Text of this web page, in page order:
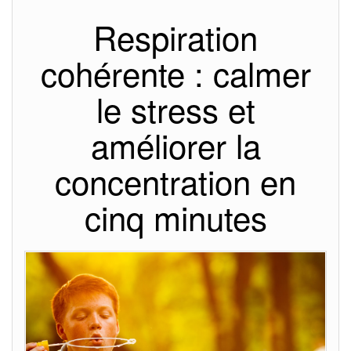
Respiration
cohérente : calmer
le stress et
améliorer la
concentration en
cinq minutes